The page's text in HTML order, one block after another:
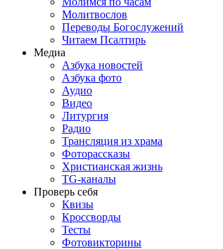
Молитвослов
Переводы Богослужений
Читаем Псалтирь
Медиа
Азбука новостей
Азбука фото
Аудио
Видео
Литургия
Радио
Трансляция из храма
Фоторассказы
Христианская жизнь
TG-каналы
Проверь себя
Квизы
Кроссворды
Тесты
Фотовикторины